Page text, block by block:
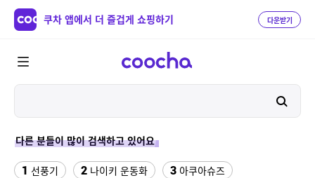
쿠차 앱에서 더 즐겁게 쇼핑하기 다운받기
다른 분들이 많이 검색하고 있어요
1 선풍기 2 나이키 운동화 3 아쿠아슈즈